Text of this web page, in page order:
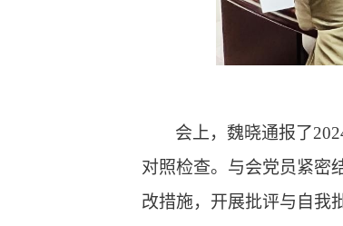
会上，魏晓通报了
对照检查。与会党员紧密
改措施，开展批评与自我